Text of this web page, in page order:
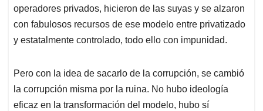
operadores privados, hicieron de las suyas y se alzaron
con fabulosos recursos de ese modelo entre privatizado
y estatalmente controlado, todo ello con impunidad.
Pero con la idea de sacarlo de la corrupción, se cambió
la corrupción misma por la ruina. No hubo ideología
eficaz en la transformación del modelo, hubo sí